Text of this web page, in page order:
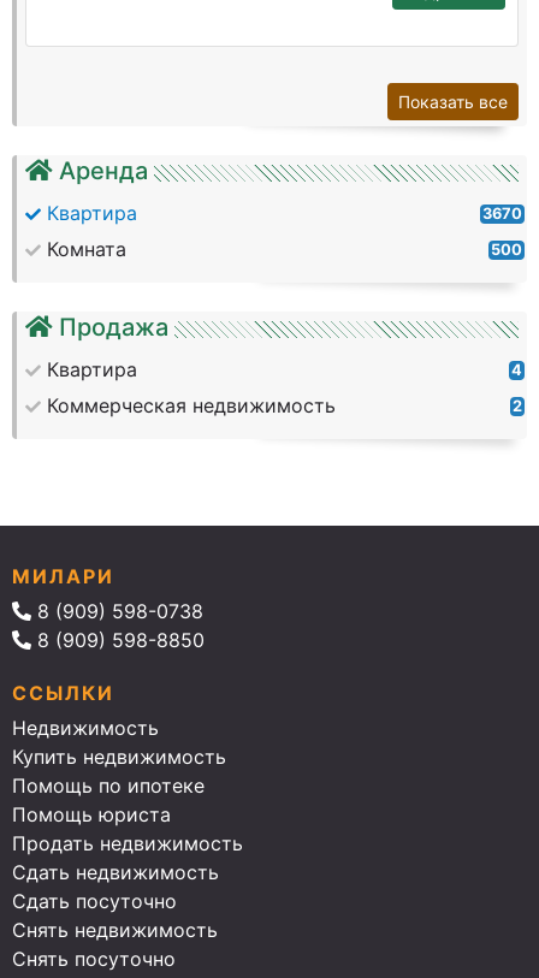
Аренда
Квартира 3670
Комната 500
Продажа
Квартира 4
Коммерческая недвижимость 2
Показать все
МИЛАРИ
8 (909) 598-0738
8 (909) 598-8850
ССЫЛКИ
Недвижимость
Купить недвижимость
Помощь по ипотеке
Помощь юриста
Продать недвижимость
Сдать недвижимость
Сдать посуточно
Снять недвижимость
Снять посуточно